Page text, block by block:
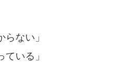
らない」
ている」